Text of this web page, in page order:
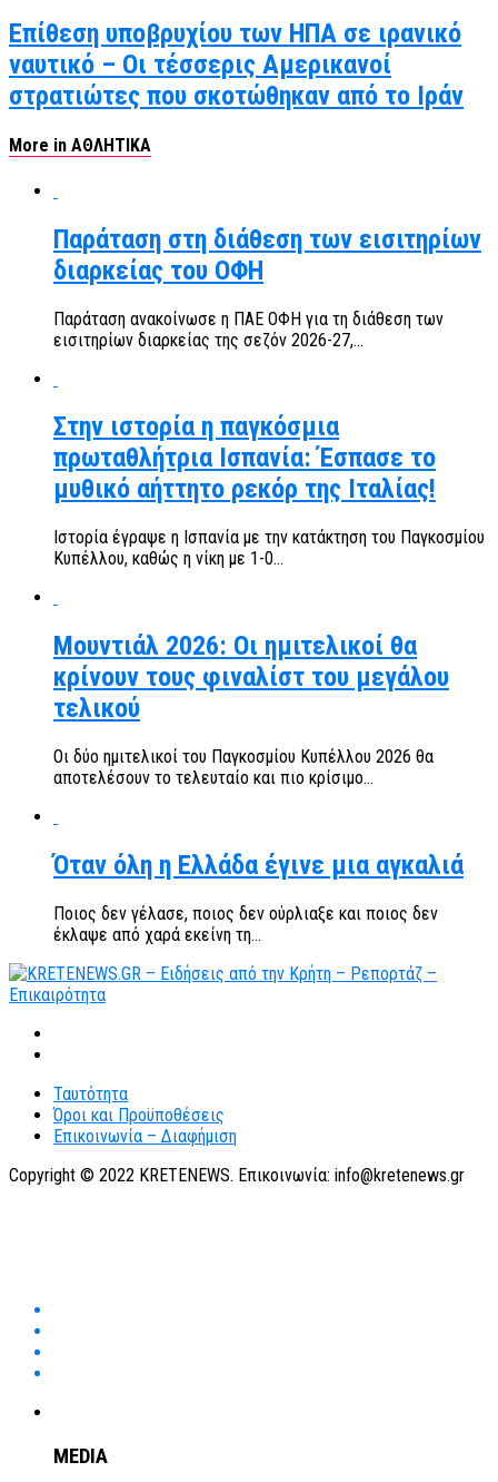
Επίθεση υποβρυχίου των ΗΠΑ σε ιρανικό
ναυτικό – Οι τέσσερις Αμερικανοί
στρατιώτες που σκοτώθηκαν από το Ιράν
More in ΑΘΛΗΤΙΚΑ
Παράταση στη διάθεση των εισιτηρίων
διαρκείας του ΟΦΗ
Παράταση ανακοίνωσε η ΠΑΕ ΟΦΗ για τη διάθεση των
εισιτηρίων διαρκείας της σεζόν 2026-27,...
Στην ιστορία η παγκόσμια
πρωταθλήτρια Ισπανία: Έσπασε το
μυθικό αήττητο ρεκόρ της Ιταλίας!
Ιστορία έγραψε η Ισπανία με την κατάκτηση του Παγκοσμίου
Κυπέλλου, καθώς η νίκη με 1-0...
Μουντιάλ 2026: Οι ημιτελικοί θα
κρίνουν τους φιναλίστ του μεγάλου
τελικού
Οι δύο ημιτελικοί του Παγκοσμίου Κυπέλλου 2026 θα
αποτελέσουν το τελευταίο και πιο κρίσιμο...
Όταν όλη η Ελλάδα έγινε μια αγκαλιά
Ποιος δεν γέλασε, ποιος δεν ούρλιαξε και ποιος δεν
έκλαψε από χαρά εκείνη τη...
Ταυτότητα
Όροι και Προϋποθέσεις
Επικοινωνία – Διαφήμιση
Copyright © 2022 KRETENEWS. Επικοινωνία: info@kretenews.gr
MEDIA